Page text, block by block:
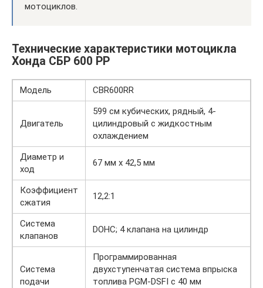
мотоциклов.
Технические характеристики мотоцикла
Хонда СБР 600 РР
Модель CBR600RR
Двигатель
599 см кубических, рядный, 4-
цилиндровый с жидкостным
охлаждением
Диаметр и
ход
67 мм х 42,5 мм
Коэффициент
сжатия
12,2:1
Система
клапанов
DOHC; 4 клапана на цилиндр
Система
подачи
Программированная
двухступенчатая система впрыска
топлива PGM-DSFI с 40 мм